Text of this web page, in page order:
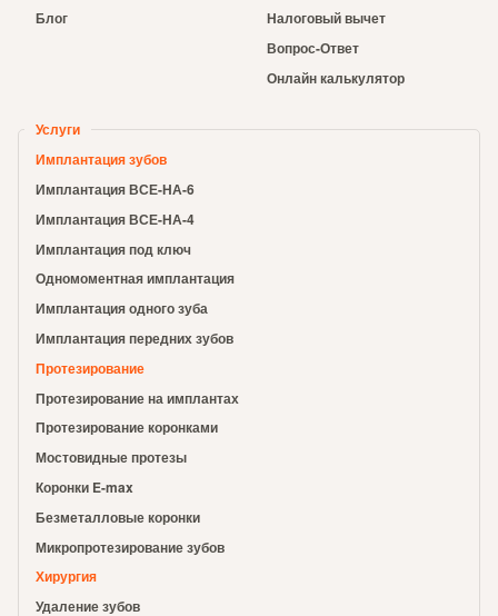
Блог
Налоговый вычет
Вопрос-Ответ
Онлайн калькулятор
Услуги
Имплантация зубов
Имплантация ВСЕ-НА-6
Имплантация ВСЕ-НА-4
Имплантация под ключ
Одномоментная имплантация
Имплантация одного зуба
Имплантация передних зубов
Протезирование
Протезирование на имплантах
Протезирование коронками
Мостовидные протезы
Коронки E-max
Безметалловые коронки
Микропротезирование зубов
Хирургия
Удаление зубов